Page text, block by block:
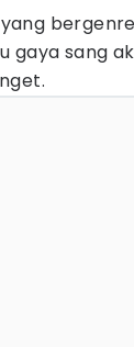
gaya sang